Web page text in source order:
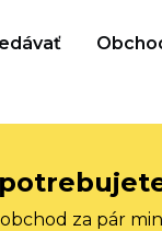
za pár